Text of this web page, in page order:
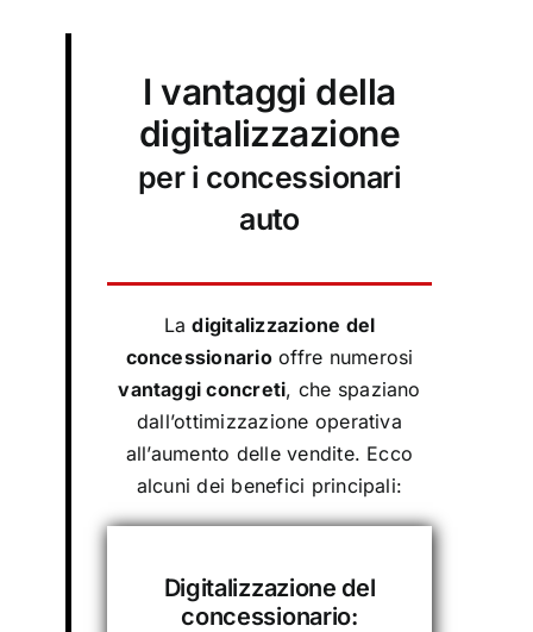
I vantaggi della
digitalizzazione
per i concessionari
auto
Ladigitalizzazione del
concessionariooffre numerosi
vantaggi concreti, che spaziano
dall’ottimizzazione operativa
all’aumento delle vendite. Ecco
alcuni dei benefici principali:
Digitalizzazione del
concessionario: